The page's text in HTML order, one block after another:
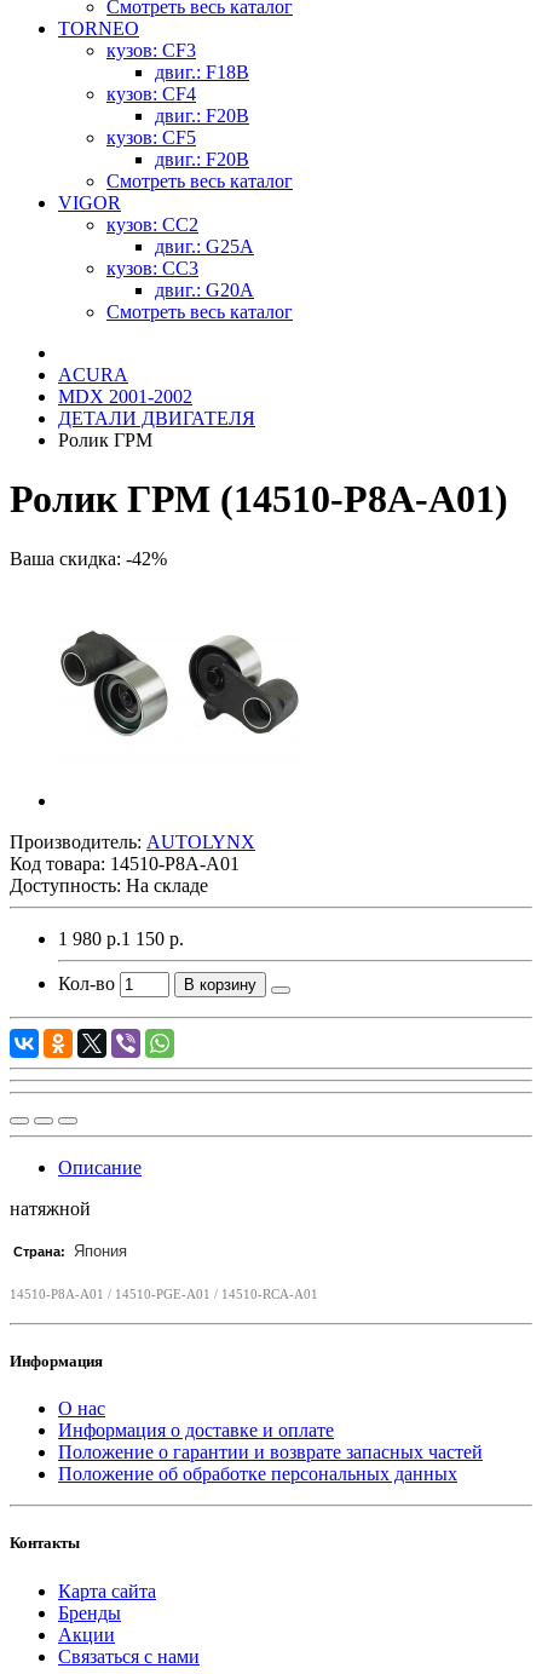
Смотреть весь каталог
TORNEO
кузов: CF3
двиг.: F18B
кузов: CF4
двиг.: F20B
кузов: CF5
двиг.: F20B
Смотреть весь каталог
VIGOR
кузов: CC2
двиг.: G25A
кузов: CC3
двиг.: G20A
Смотреть весь каталог
ACURA
MDX 2001-2002
ДЕТАЛИ ДВИГАТЕЛЯ
Ролик ГРМ
Ролик ГРМ (14510-P8A-A01)
Ваша скидка: -42%
Производитель: AUTOLYNX
Код товара: 14510-P8A-A01
Доступность: На складе
1 980 р.1 150 р.
Кол-во В корзину
Описание
натяжной
Страна: Япония
14510-P8A-A01 / 14510-PGE-A01 / 14510-RCA-A01
Информация
О нас
Информация о доставке и оплате
Положение о гарантии и возврате запасных частей
Положение об обработке персональных данных
Контакты
Карта сайта
Бренды
Акции
Связаться с нами